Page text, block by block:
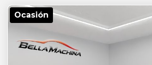
Ocasión